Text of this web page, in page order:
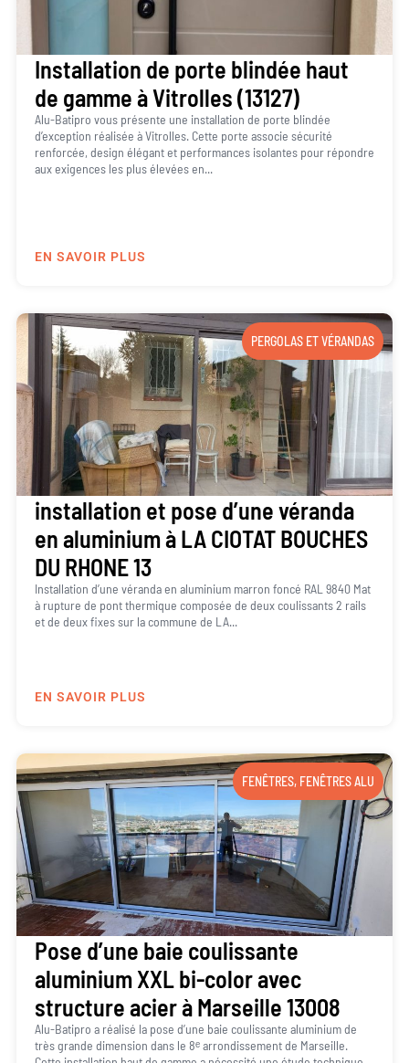
Installation de porte blindée haut
de gamme à Vitrolles (13127)
Alu-Batipro vous présente une installation de porte blindée
d’exception réalisée à Vitrolles. Cette porte associe sécurité
renforcée, design élégant et performances isolantes pour répondre
aux exigences les plus élevées en...
EN SAVOIR PLUS
PERGOLAS ET VÉRANDAS
installation et pose d’une véranda
en aluminium à LA CIOTAT BOUCHES
DU RHONE 13
Installation d’une véranda en aluminium marron foncé RAL 9840 Mat
à rupture de pont thermique composée de deux coulissants 2 rails
et de deux fixes sur la commune de LA...
EN SAVOIR PLUS
FENÊTRES, FENÊTRES ALU
Pose d’une baie coulissante
aluminium XXL bi-color avec
structure acier à Marseille 13008
Alu-Batipro a réalisé la pose d’une baie coulissante aluminium de
très grande dimension dans le 8ᵉ arrondissement de Marseille.